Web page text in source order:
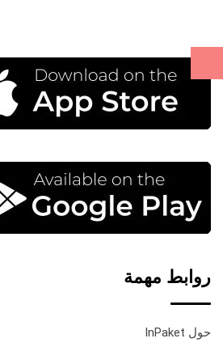
روابط مهمة
حول InPaket